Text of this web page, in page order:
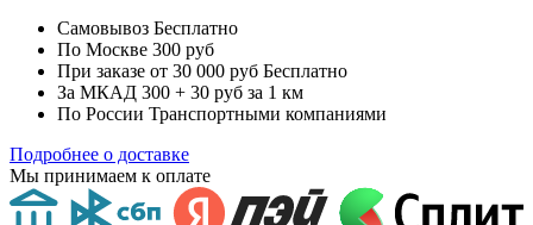
Самовывоз Бесплатно
По Москве 300 руб
При заказе от 30 000 руб Бесплатно
За МКАД 300 + 30 руб за 1 км
По России Транспортными компаниями
Подробнее о доставке
Мы принимаем к оплате